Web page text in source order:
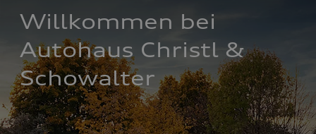
Willkommen bei
Autohaus Christl &
Schowalter